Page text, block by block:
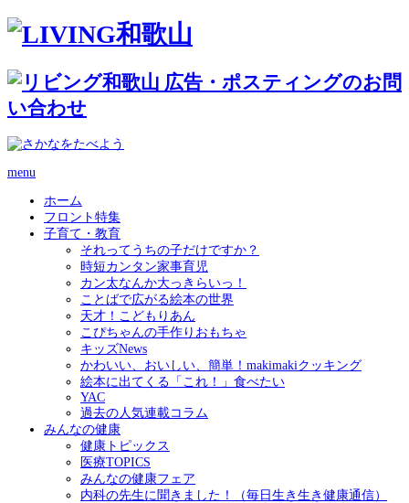
menu
ホーム
フロント特集
子育て・教育
それってうちの子だけですか？
時短カンタン家事育児
カン太なんか大っきらいっ！
ことばで広がる絵本の世界
天才！こどもりあん
こぴちゃんの手作りおもちゃ
キッズNews
かわいい、おいしい、簡単！makimakiクッキング
絵本に出てくる「これ！」食べたい
YAC
過去の人気連載コラム
みんなの健康
健康トピックス
医療TOPICS
みんなの健康フェア
内科の先生に聞きました！（毎日生き生き健康通信）